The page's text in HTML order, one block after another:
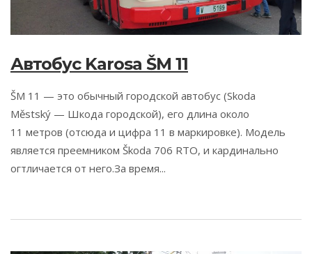
Автобус Karosa ŠM 11
ŠM 11 — это обычный городской автобус (Skoda
Městský — Шкода городской), его длина около
11 метров (отсюда и цифра 11 в маркировке). Модель
является преемником Škoda 706 RTO, и кардинально
огтличается от него.За время...